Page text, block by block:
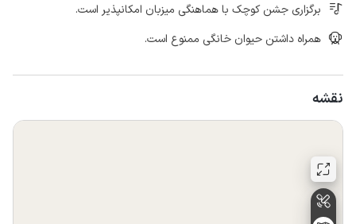
برگزاری جشن کوچک با هماهنگی میزبان امکانپذیر است.
همراه داشتن حیوان خانگی ممنوع است.
نقشه